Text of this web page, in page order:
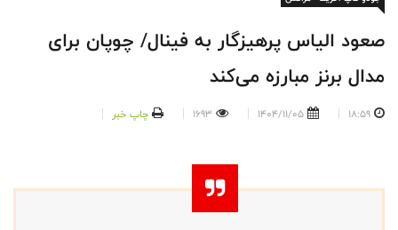
صعود الیاس پرهیزگار به فینال/ چوپان برای
مدال برنز مبارزه می‌کند
18:59
1404/11/05
1693 چاپ خبر